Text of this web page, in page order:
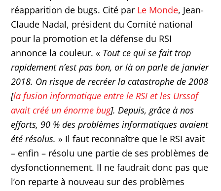
réapparition de bugs. Cité par Le Monde, Jean-
Claude Nadal, président du Comité national
pour la promotion et la défense du RSI
annonce la couleur. « Tout ce qui se fait trop
rapidement n’est pas bon, or là on parle de janvier
2018. On risque de recréer la catastrophe de 2008
[la fusion informatique entre le RSI et les Urssaf
avait créé un énorme bug]. Depuis, grâce à nos
efforts, 90 % des problèmes informatiques avaient
été résolus. » Il faut reconnaître que le RSI avait
– enfin – résolu une partie de ses problèmes de
dysfonctionnement. Il ne faudrait donc pas que
l’on reparte à nouveau sur des problèmes